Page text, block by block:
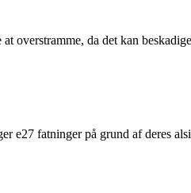
overstramme, da det kan
e27 fatninger på grund af deres